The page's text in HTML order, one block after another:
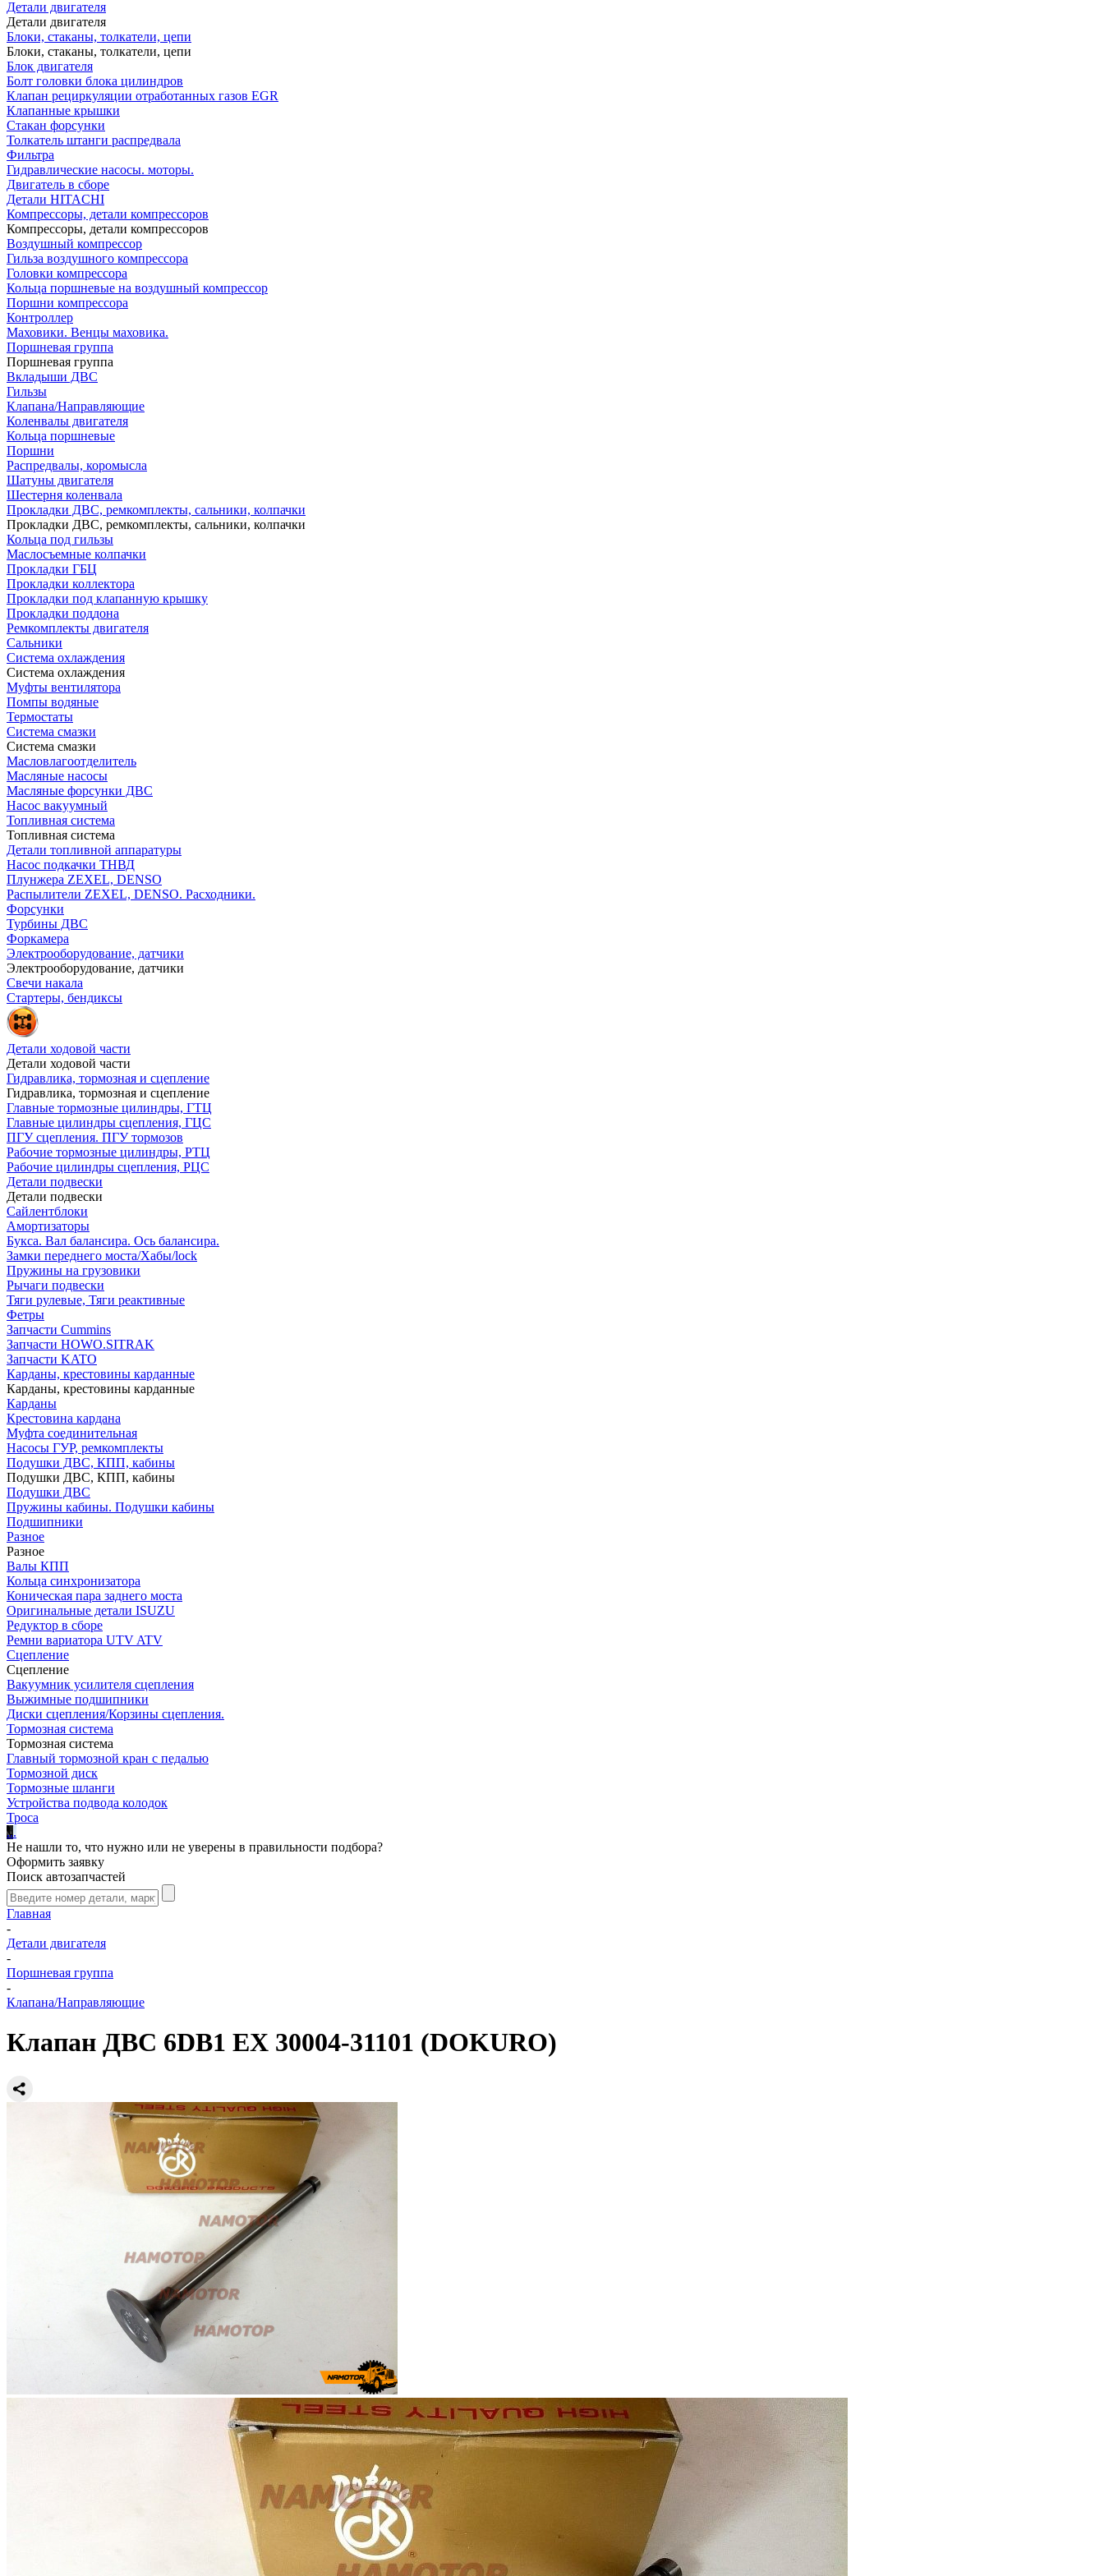
Детали двигателя
Детали двигателя
Блоки, стаканы, толкатели, цепи
Блоки, стаканы, толкатели, цепи
Блок двигателя
Болт головки блока цилиндров
Клапан рециркуляции отработанных газов EGR
Клапанные крышки
Стакан форсунки
Толкатель штанги распредвала
Фильтра
Гидравлические насосы. моторы.
Двигатель в сборе
Детали HITACHI
Компрессоры, детали компрессоров
Компрессоры, детали компрессоров
Воздушный компрессор
Гильза воздушного компрессора
Головки компрессора
Кольца поршневые на воздушный компрессор
Поршни компрессора
Контроллер
Маховики. Венцы маховика.
Поршневая группа
Поршневая группа
Вкладыши ДВС
Гильзы
Клапана/Направляющие
Коленвалы двигателя
Кольца поршневые
Поршни
Распредвалы, коромысла
Шатуны двигателя
Шестерня коленвала
Прокладки ДВС, ремкомплекты, сальники, колпачки
Прокладки ДВС, ремкомплекты, сальники, колпачки
Кольца под гильзы
Маслосъемные колпачки
Прокладки ГБЦ
Прокладки коллектора
Прокладки под клапанную крышку
Прокладки поддона
Ремкомплекты двигателя
Сальники
Система охлаждения
Система охлаждения
Муфты вентилятора
Помпы водяные
Термостаты
Система смазки
Система смазки
Масловлагоотделитель
Масляные насосы
Масляные форсунки ДВС
Насос вакуумный
Топливная система
Топливная система
Детали топливной аппаратуры
Насос подкачки ТНВД
Плунжера ZEXEL, DENSO
Распылители ZEXEL, DENSO. Расходники.
Форсунки
Турбины ДВС
Форкамера
Электрооборудование, датчики
Электрооборудование, датчики
Свечи накала
Стартеры, бендиксы
Детали ходовой части
Детали ходовой части
Гидравлика, тормозная и сцепление
Гидравлика, тормозная и сцепление
Главные тормозные цилиндры, ГТЦ
Главные цилиндры сцепления, ГЦС
ПГУ сцепления. ПГУ тормозов
Рабочие тормозные цилиндры, РТЦ
Рабочие цилиндры сцепления, РЦС
Детали подвески
Детали подвески
Cайлентблоки
Амортизаторы
Букса. Вал балансира. Ось балансира.
Замки переднего моста/Хабы/lock
Пружины на грузовики
Рычаги подвески
Тяги рулевые, Тяги реактивные
Фетры
Запчасти Cummins
Запчасти HOWO.SITRAK
Запчасти KATO
Карданы, крестовины карданные
Карданы, крестовины карданные
Карданы
Крестовина кардана
Муфта соединительная
Насосы ГУР, ремкомплекты
Подушки ДВС, КПП, кабины
Подушки ДВС, КПП, кабины
Подушки ДВС
Пружины кабины. Подушки кабины
Подшипники
Разное
Разное
Валы КПП
Кольца синхронизатора
Коническая пара заднего моста
Оригинальные детали ISUZU
Редуктор в сборе
Ремни вариатора UTV ATV
Сцепление
Сцепление
Вакуумник усилителя сцепления
Выжимные подшипники
Диски сцепления/Корзины сцепления.
Тормозная система
Тормозная система
Главный тормозной кран с педалью
Тормозной диск
Тормозные шланги
Устройства подвода колодок
Троса
...
Не нашли то, что нужно или не уверены в правильности подбора?
Оформить заявку
Поиск автозапчастей
Главная
-
Детали двигателя
-
Поршневая группа
-
Клапана/Направляющие
Клапан ДВС 6DB1 EX 30004-31101 (DOKURO)